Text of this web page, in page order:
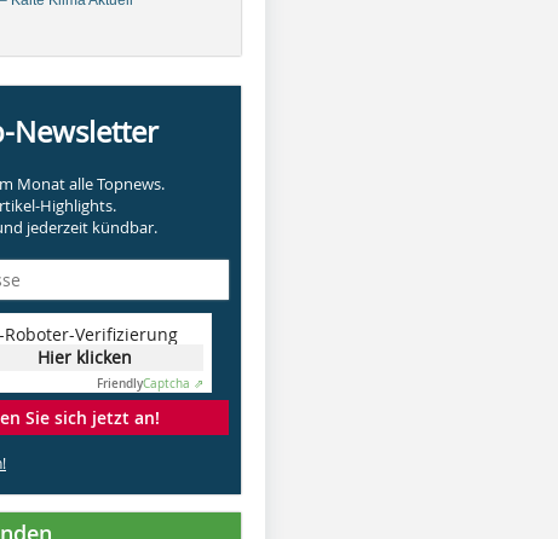
Newsletter
Monat alle Topnews.
Highlights.
jederzeit kündbar.
Verifizierung
Hier klicken
FriendlyCaptcha ⇗
Sie sich jetzt an!